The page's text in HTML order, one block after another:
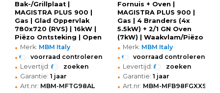
Bak-/Grillplaat |
MAGISTRA PLUS 900 |
Gas | Glad Oppervlak
780x720 (RVS) | 16kW |
Piëzo Ontsteking | Open
Onderkast |
800x900x850(h)mm
• Merk: MBM Italy
• voorraad controleren
• Levertijd: zoeken
• Garantie: 1 jaar
• Art.nr: MBM-MFTG98AL
Fornuis + Oven |
MAGISTRA PLUS 900 |
Gas | 4 Branders (4x
5.5kW) + 2/1 GN Oven
(7kW) | Waakvlam/Piëzo
| 800x900x850(h)mm
• Merk: MBM Italy
• voorraad controleren
• Levertijd: zoeken
• Garantie: 1 jaar
• Art.nr: MBM-MFB98FGXXS